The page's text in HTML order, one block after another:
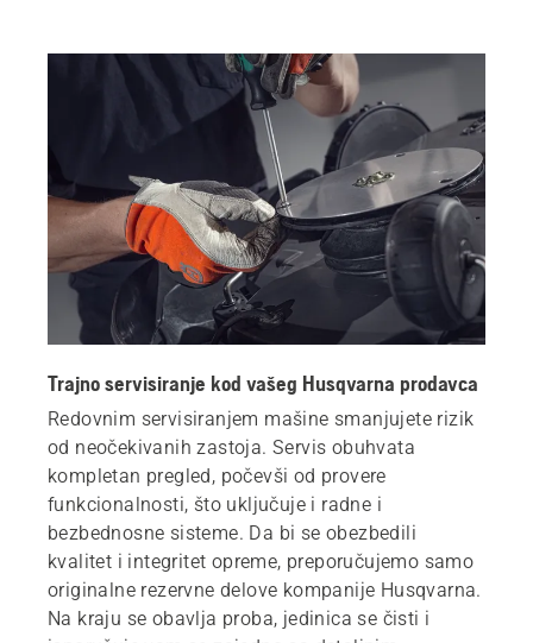
Trajno servisiranje kod vašeg Husqvarna prodavca
Redovnim servisiranjem mašine smanjujete rizik
od neočekivanih zastoja. Servis obuhvata
kompletan pregled, počevši od provere
funkcionalnosti, što uključuje i radne i
bezbednosne sisteme. Da bi se obezbedili
kvalitet i integritet opreme, preporučujemo samo
originalne rezervne delove kompanije Husqvarna.
Na kraju se obavlja proba, jedinica se čisti i